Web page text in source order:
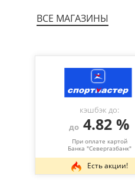
ВСЕ МАГАЗИНЫ
кэшбэк до:
до 4.82 %
При оплате картой
Банка "Севергазбанк"
Есть акции!